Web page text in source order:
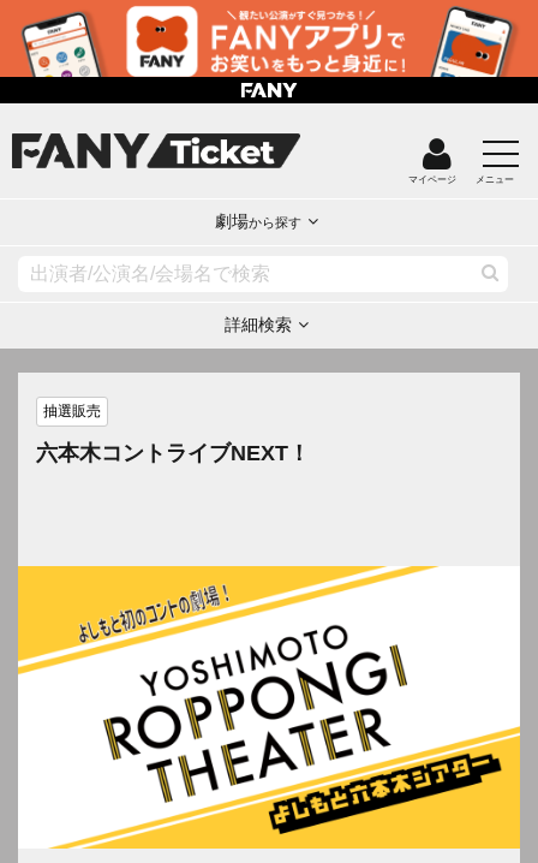
マイページ メニュー
劇場から探す
詳細検索
抽選販売
六本木コントライブNEXT！